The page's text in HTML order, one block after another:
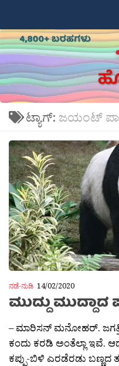
ಟ್ಯಾಗ್: ಜಯಂಟ್
ನಡೆ-ನುಡಿ 14/02/2020
ಮುದ್ದು ಮುದ್ದಾದ
– ಮಾರಿಸನ್ ಮನೋಹರ್.
ಕಂದು ಕರಡಿ ಅಂತೆಲ್ಲಾ ಇವೆ.
ಕಪ್ಪು-ಬಿಳಿ ಎರಡೆರಡು ಬಣ್ಣದ